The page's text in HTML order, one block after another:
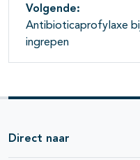
Volgende:
Antibioticaprofylaxe
ingrepen
Direct naar